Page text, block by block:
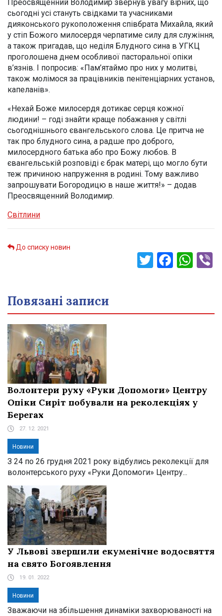
Преосвященний Володимир звернув увагу вірних, що
сьогодні усі стануть свідками та учасниками
дияконського рукоположення співбрата Михайла, який
у стіп Божого милосердя черпатиме силу для служіння,
а також пригадав, що неділя Блудного сина в УГКЦ
проголошена днем особливої пасторальної опіки
в’язнів. І попросив: «Пам’ятаймо про них у молитві,
також молімося за працівників пенітенціарних установ,
капеланів».
«Нехай Боже милосердя дотикає серця кожної
людини! – годі знайти краще побажання у світлі
сьогоднішнього євангельського слова. Це притча не
так про блудного сина, а радше про доброго,
милосердного батька або про Божу любов. В
євангельській розповіді є брак матері, що могло бути
теж причиною напруження в родині. Тому важливо
запрошувати Богородицю в наше життя!» – додав
Преосвященний Володимир.
Світлини
До списку новин
Twitter
Повязані записи
Волонтери руху «Руки Допомоги» Центру
Опіки Сиріт побували на реколекціях у
Берегах
27. 12. 2021
Новини
З 24 по 26 грудня 2021 року відбулись реколекції для
волонтерського руху «Руки Допомоги» Центру...
У Львові звершили екуменічне водосвяття
на свято Богоявлення
19. 01. 2022
Новини
Зважаючи на збільшення динаміки захворюваності на